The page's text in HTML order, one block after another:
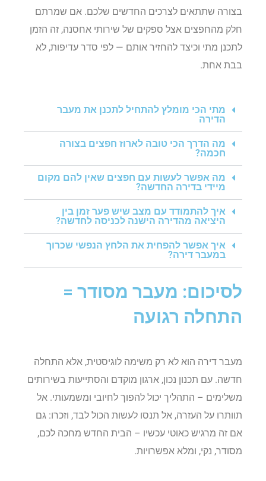
בצורה שתתאים לצרכים החדשים שלכם. אם שמרתם
חלק מהחפצים אצל ספקים של שירותי אחסנה, זה הזמן
לתכנן מתי וכיצד להחזיר אותם — לפי סדר עדיפות, לא
בבת אחת.
מתי הכי מומלץ להתחיל לתכנן את מעבר
הדירה
מה הדרך הכי טובה לארוז חפצים בצורה
חכמה?
מה אפשר לעשות עם חפצים שאין להם מקום
מיידי בדירה החדשה?
איך להתמודד עם מצב שיש פער זמן בין
היציאה מהדירה הישנה לכניסה לחדשה?
איך אפשר להפחית את הלחץ הנפשי שכרוך
במעבר דירה?
לסיכום: מעבר מסודר =
התחלה רגועה
מעבר דירה הוא לא רק משימה לוגיסטית, אלא התחלה
חדשה. עם תכנון נכון, ארגון מוקדם והסתייעות בשירותים
משלימים – התהליך יכול להפוך לחיובי ומשמעותי. אל
תוותרו על העזרה, אל תנסו לעשות הכול לבד, וזכרו: גם
אם זה מרגיש כאוטי עכשיו – הבית החדש מחכה לכם,
מסודר, נקי, ומלא אפשרויות.